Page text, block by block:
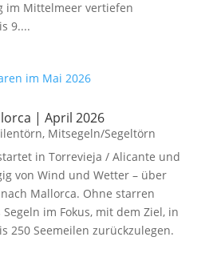
im Mittelmeer vertiefen
9....
| April 2026
, Mitsegeln/Segeltörn
in Torrevieja / Alicante und
von Wind und Wetter – über
Mallorca. Ohne starren
im Fokus, mit dem Ziel, in
250 Seemeilen zurückzulegen.